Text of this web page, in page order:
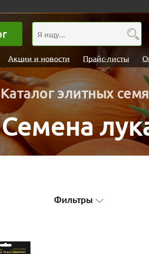
Акции и новости Прайс-листы
Каталог элитных
Семена
Фильтры